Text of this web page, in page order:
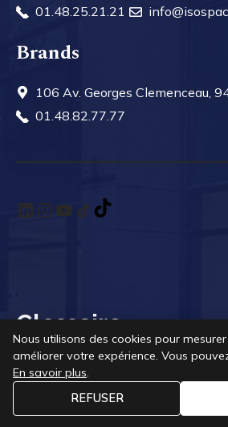
01.48.25.21.21
Brands
106 Av. Georges Clemenceau,
01.48.82.77.77
LinkedIn
Instagram
YouTube
TikTok
Glossaire
Nos guides
Les types de cloisons de bureau
Nous utilisons des cookies pour
améliorer votre expérience. Vous
En savoir plus.
REFUSERDEMANDER UN